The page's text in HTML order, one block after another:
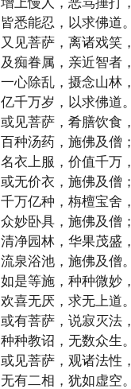
皆悉能忍，以求佛道。
又见菩萨，离诸戏笑，
及痴眷属，亲近智者，
一心除乱，摄念山林，
亿千万岁，以求佛道。
或见菩萨，肴膳饮食，
百种汤药，施佛及僧；
名衣上服，价值千万，
或无价衣，施佛及僧；
千万亿种，栴檀宝舍，
众妙卧具，施佛及僧；
清净园林，华果茂盛，
流泉浴池，施佛及僧。
如是等施，种种微妙，
欢喜无厌，求无上道。
或有菩萨，说寂灭法，
种种教诏，无数众生。
或见菩萨，观诸法性，
无有二相，犹如虚空。